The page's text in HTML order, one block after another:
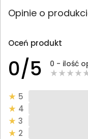
Opinie o produkcie
Oceń produkt
0/5 0 - ilość
5
4
3
2